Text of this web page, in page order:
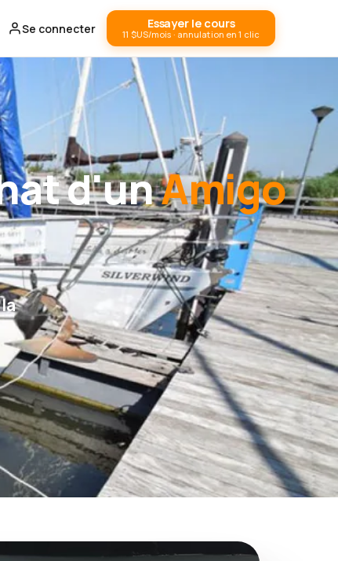
Se connecter Essayer le cours
11 $US/mois · annulation en 1 clic
d'unAmigo